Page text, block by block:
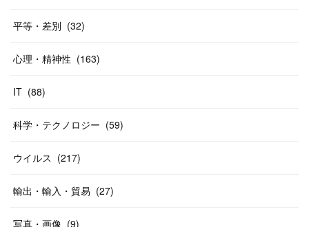
平等・差別 (32)
心理・精神性 (163)
IT (88)
科学・テクノロジー (59)
ウイルス (217)
輸出・輸入・貿易 (27)
写真・画像 (9)